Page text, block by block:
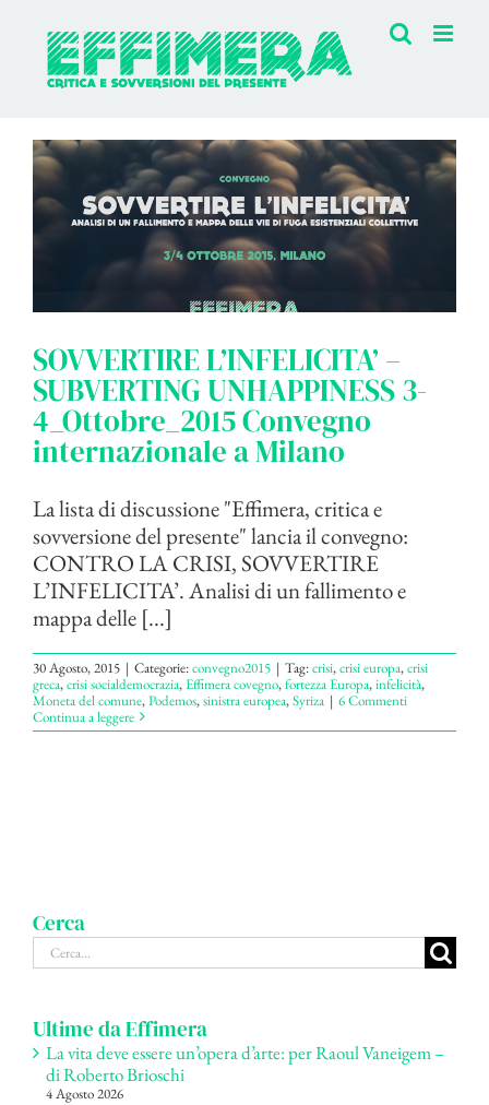
contenuto
SOVVERTIRE L’INFELICITA’ –
SUBVERTING UNHAPPINESS 3-
4_Ottobre_2015 Convegno
internazionale a Milano
La lista di discussione "Effimera, critica e
sovversione del presente" lancia il convegno:
CONTRO LA CRISI, SOVVERTIRE
L’INFELICITA’. Analisi di un fallimento e
mappa delle [...]
30 Agosto, 2015 | Categorie:convegno2015 | Tag:crisi,crisi europa,crisi
greca,crisi socialdemocrazia,Effimera covegno,fortezza Europa,infelicità,
Moneta del comune,Podemos,sinistra europea,Syriza | 6 Commenti
Continua a leggere
Cerca
Cerca
per:
Ultime da Effimera
La vita deve essere un’opera d’arte: per Raoul Vaneigem –
di Roberto Brioschi
4 Agosto 2026